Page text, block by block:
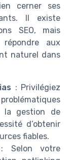
cerner ses
Il existe
SEO, mais
aux
naturel dans
: Privilégiez
la gestion de
d’obtenir
fiables.
Selon votre